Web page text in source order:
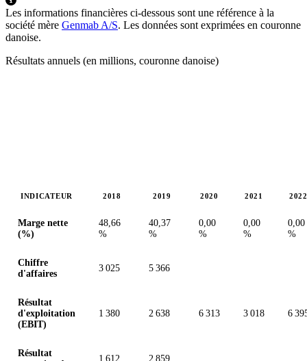
Les informations financières ci-dessous sont une référence à la
société mère Genmab A/S. Les données sont exprimées en couronne
danoise.
Résultats annuels (en millions, couronne danoise)
INDICATEUR 2018 2019 2020 2021 2022
Marge nette
(%)
48,66
%
40,37
%
0,00
%
0,00
%
0,00
%
Chiffre
d'affaires
3 025 5 366
Résultat
d'exploitation
(EBIT)
1 380 2 638 6 313 3 018 6
Résultat
1 612 2 859